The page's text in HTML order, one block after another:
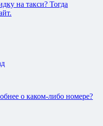
на такси? Тогда
о каком-либо номере?